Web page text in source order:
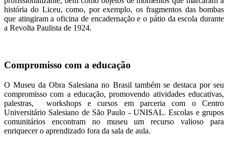
história do Liceu, como, por exemplo, os fragmentos das bombas
que atingiram a oficina de encadernação e o pátio da escola durante
a Revolta Paulista de 1924.
Compromisso com a educação
O Museu da Obra Salesiana no Brasil também se destaca por seu
compromisso com a educação, promovendo atividades educativas,
palestras, workshops e cursos em parceria com o Centro
Universitário Salesiano de São Paulo - UNISAL. Escolas e grupos
comunitários encontram no museu um recurso valioso para
enriquecer o aprendizado fora da sala de aula.